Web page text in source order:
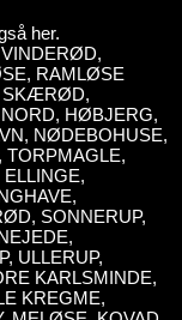
her.
RAMLØSE
SKÆRØD,
NORD, HØBJERG,
NØDEBOHUSE,
SONNERUP,
ULLERUP,
KARLSMINDE,
KREGME,